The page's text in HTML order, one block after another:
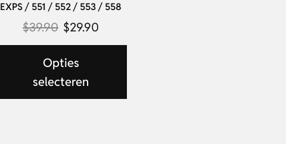
EXPS / 551 / 552 / 553 / 558
$39.90 $29.90
Opties
selecteren